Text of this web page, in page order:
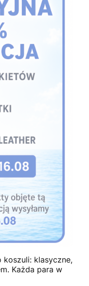
koszuli: klasyczne,
Każda para w